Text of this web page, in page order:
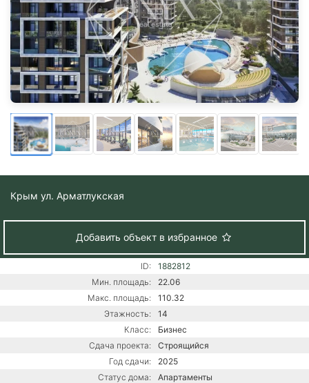
Крым ул. Арматлукская
Добавить объект в избранное
ID:
1882812
Мин. площадь:
22.06
Макс. площадь:
110.32
Этажность:
14
Класс:
Бизнес
Сдача проекта:
Строящийся
Год сдачи:
2025
Статус дома:
Апартаменты